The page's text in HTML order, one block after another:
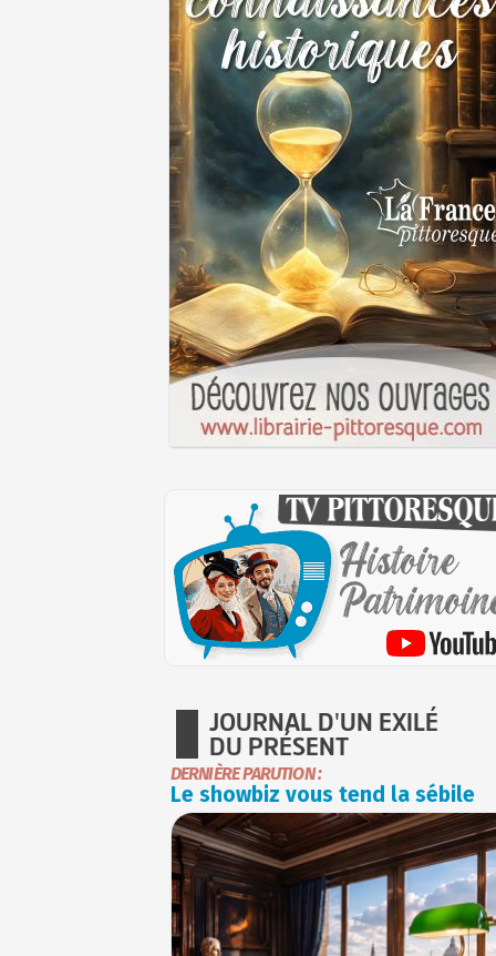
JOURNAL D'UN EXILÉ
DU PRÉSENT
DERNIÈRE PARUTION :
Le showbiz vous tend la sébile